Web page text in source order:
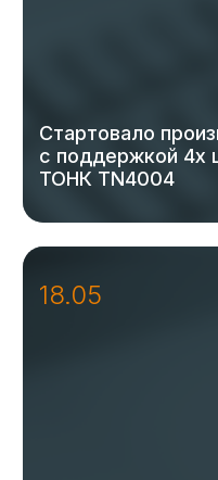
Стартовало
с поддержкой
ТОНК TN4004
18.05